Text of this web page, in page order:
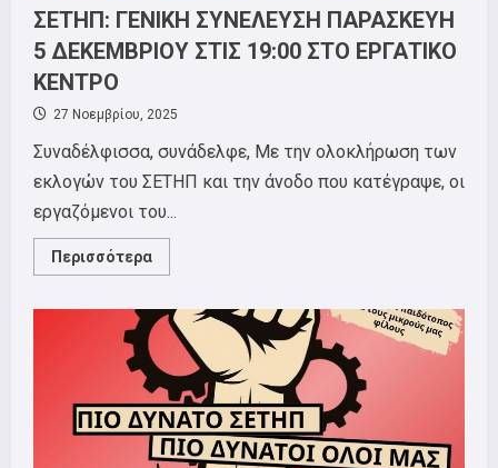
ΣΕΤΗΠ: ΓΕΝΙΚΗ ΣΥΝΕΛΕΥΣΗ ΠΑΡΑΣΚΕΥΗ
5 ΔΕΚΕΜΒΡΙΟΥ ΣΤΙΣ 19:00 ΣΤΟ ΕΡΓΑΤΙΚΟ
ΚΕΝΤΡΟ
27 Νοεμβρίου, 2025
Συναδέλφισσα, συνάδελφε, Με την ολοκλήρωση των
εκλογών του ΣΕΤΗΠ και την άνοδο που κατέγραψε, οι
εργαζόμενοι του...
Περισσότερα
more
ΓΕΝΙΚΗ
ΣΥΝΕΛΕΥΣΗ
ΠΑΡΑΣΚΕΥΗ
5
ΔΕΚΕΜΒΡΙΟΥ
ΣΤΙΣ
19:00
ΣΤΟ
ΕΡΓΑΤΙΚΟ
ΚΕΝΤΡΟ